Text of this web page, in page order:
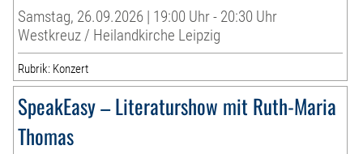
Samstag, 26.09.2026 | 19:00 Uhr - 20:30 Uhr
Westkreuz / Heilandkirche Leipzig
Rubrik: Konzert
SpeakEasy – Literaturshow mit Ruth-Maria
Thomas